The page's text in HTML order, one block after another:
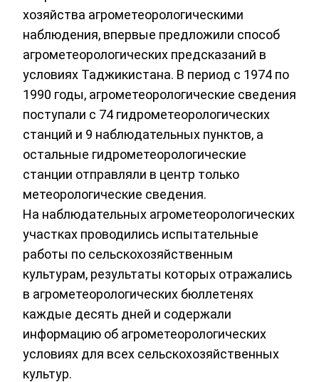
хозяйства агрометеорологическими
наблюдения, впервые предложили способ
агрометеорологических предсказаний в
условиях Таджикистана. В период с 1974 по
1990 годы, агрометеорологические сведения
поступали с 74 гидрометеорологических
станций и 9 наблюдательных пунктов, а
остальные гидрометеорологические
станции отправляли в центр только
метеорологические сведения.
На наблюдательных агрометеорологических
участках проводились испытательные
работы по сельскохозяйственным
культурам, результаты которых отражались
в агрометеорологических бюллетенях
каждые десять дней и содержали
информацию об агрометеорологических
условиях для всех сельскохозяйственных
культур.